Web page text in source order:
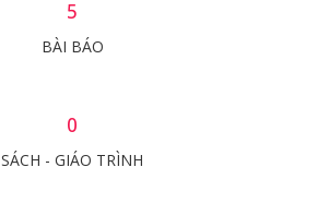
5
BÀI BÁO
0
SÁCH - GIÁO TRÌNH